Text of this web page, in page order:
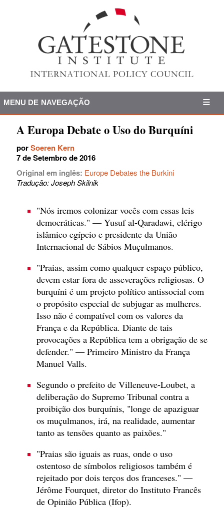
MENU DE NAVEGAÇÃO
A Europa Debate o Uso do Burquíni
porSoeren Kern
7 de Setembro de 2016
Original em inglês: Europe Debates the Burkini
Tradução: Joseph Skilnik
"Nós iremos colonizar vocês com essas leis
democráticas." — Yusuf al-Qaradawi, clérigo
islâmico egípcio e presidente da União
Internacional de Sábios Muçulmanos.
"Praias, assim como qualquer espaço público,
devem estar fora de asseverações religiosas. O
burquíni é um projeto político antissocial com
o propósito especial de subjugar as mulheres.
Isso não é compatível com os valores da
França e da República. Diante de tais
provocações a República tem a obrigação de se
defender." — Primeiro Ministro da França
Manuel Valls.
Segundo o prefeito de Villeneuve-Loubet, a
deliberação do Supremo Tribunal contra a
proibição dos burquínis, "longe de apaziguar
os muçulmanos, irá, na realidade, aumentar
tanto as tensões quanto as paixões."
"Praias são iguais as ruas, onde o uso
ostentoso de símbolos religiosos também é
rejeitado por dois terços dos franceses." —
Jérôme Fourquet, diretor do Instituto Francês
de Opinião Pública (Ifop).